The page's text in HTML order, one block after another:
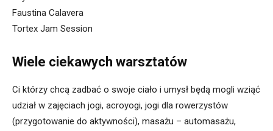
Faustina Calavera
Tortex Jam Session
Wiele ciekawych warsztatów
Ci którzy chcą zadbać o swoje ciało i umysł będą mogli wziąć
udział w zajęciach jogi, acroyogi, jogi dla rowerzystów
(przygotowanie do aktywności), masażu – automasażu,